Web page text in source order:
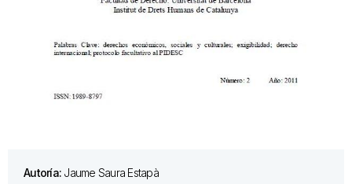
Autoría: Jaume Saura Estapà